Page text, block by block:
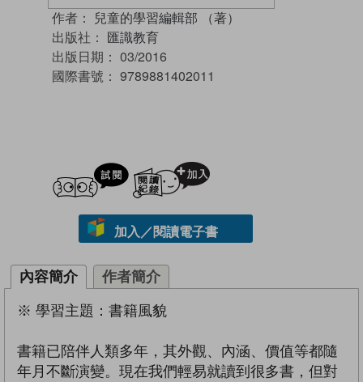
作者： 兒童的學習編輯部 （著）
出版社： 匯識教育
出版日期： 03/2016
國際書號： 9789881402011
試閲
加入／閱讀電子書
內容簡介 作者簡介
※ 學習主題：書籍風貌
書籍已陪伴人類多年，其外觀、內涵、價值等都隨
年月不斷演變。現在我們輕易就讀到很多書，但對